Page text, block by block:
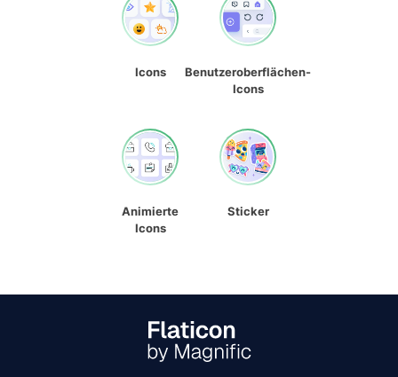
Icons
Benutzeroberflächen-
Icons
Animierte
Icons
Sticker